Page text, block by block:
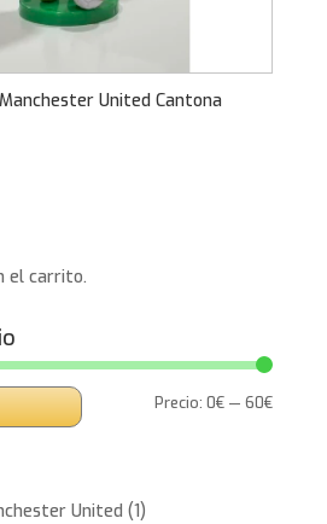
United Cantona
el carrito.
Precio
Precio
Precio:0€ —60€
United (1)